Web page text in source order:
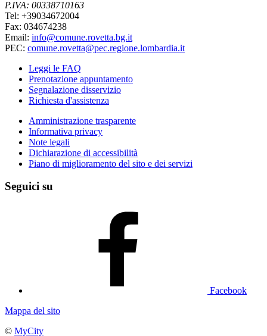
P.IVA: 00338710163
Tel: +39034672004
Fax: 034674238
Email: info@comune.rovetta.bg.it
PEC: comune.rovetta@pec.regione.lombardia.it
Leggi le FAQ
Prenotazione appuntamento
Segnalazione disservizio
Richiesta d'assistenza
Amministrazione trasparente
Informativa privacy
Note legali
Dichiarazione di accessibilità
Piano di miglioramento del sito e dei servizi
Seguici su
Facebook
Mappa del sito
© MyCity